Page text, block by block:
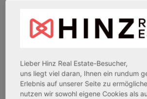
Objekteigenschaft:
Bestandsobjekt
Gesamtfläche:
Gesamtpreis:
233.556,67 € - 349.016,67 €
Lieber Hinz Real Estate-Besucher,
uns liegt viel daran, Ihnen ein rundum
Erlebnis auf unserer Seite zu
nutzen wir sowohl eigene Cookies als